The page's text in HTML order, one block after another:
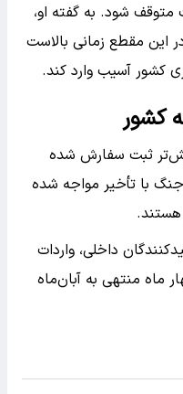
شود. به گفته او،
این مقطع زمانی بالاست
کشور آسیب وارد کند.
کشور
ثبت سفارش شده
با تأخیر مواجه شده
هستند.
داخلی، واردات
ماه منتهی به آبان‌ماه